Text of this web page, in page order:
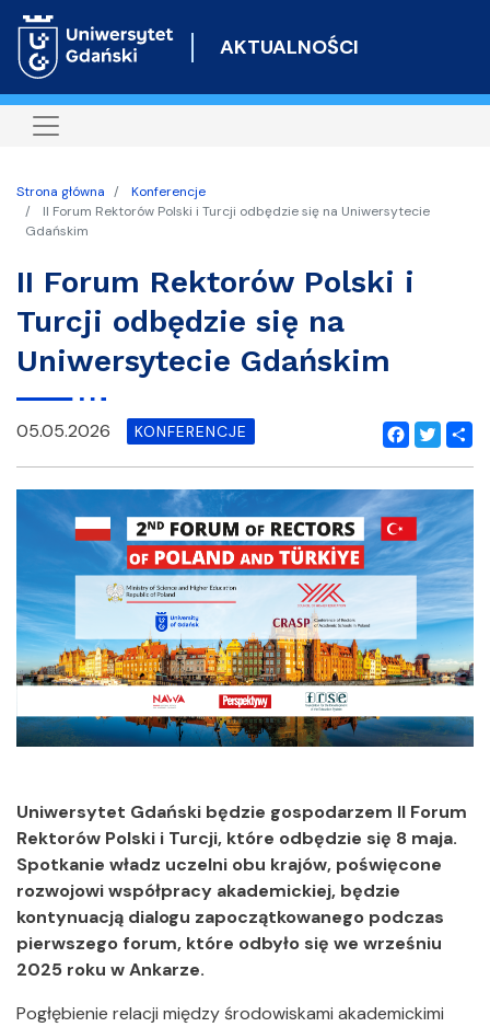
do
AKTUALNOŚCI
Strona główna
Konferencje
II Forum Rektorów Polski i Turcji odbędzie się na Uniwersytecie
Gdańskim
II Forum Rektorów Polski i
Turcji odbędzie się na
Uniwersytecie Gdańskim
Facebook
Twitter
05.05.2026 KONFERENCJE
Uniwersytet Gdański będzie gospodarzem II Forum
Rektorów Polski i Turcji, które odbędzie się 8 maja.
Spotkanie władz uczelni obu krajów, poświęcone
rozwojowi współpracy akademickiej, będzie
kontynuacją dialogu zapoczątkowanego podczas
pierwszego forum, które odbyło się we wrześniu
2025 roku w Ankarze.
Pogłębienie relacji między środowiskami akademickimi